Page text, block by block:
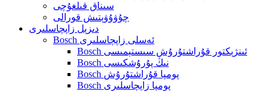
سىناق قىلغۇچى
چۇۋۇۋېتىش قورالى
دىزېل زاپچاسلىرى
Bosch ئەسلى زاپچاسلىرى
Bosch ئىنژېكتور قۇراشتۇرۇش سىستېمىسى
Bosch نىڭ پۇرۇشكىسى
Bosch پومپا قۇراشتۇرۇش
Bosch پومپا زاپچاسلىرى